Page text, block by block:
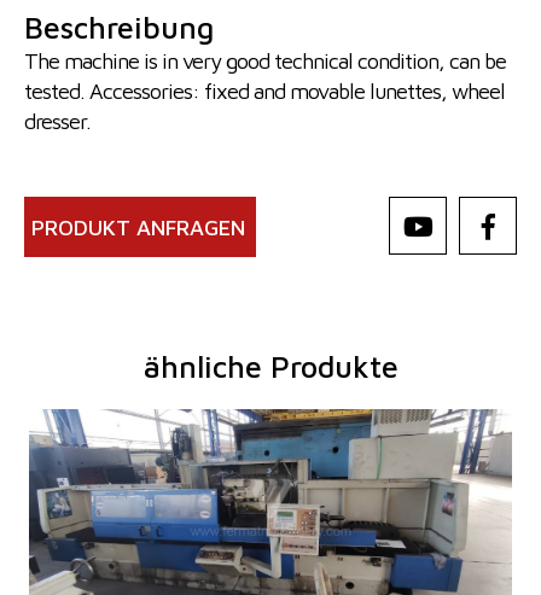
Beschreibung
The machine is in very good technical condition, can be
tested. Accessories: fixed and movable lunettes, wheel
dresser.
PRODUKT ANFRAGEN
ähnliche Produkte
Baujahr:
2004
Kontrollsystem
ja
Steuerung Siemens
Simatic OP17
Max. Schleifdurchmesser
400 mm
Max. Schleiflänge
1500 mm
Max. Werkstückgewicht
500 kg
Vorrichtung zum Innenschleifen
ja
Maschinengewicht
9200 kg